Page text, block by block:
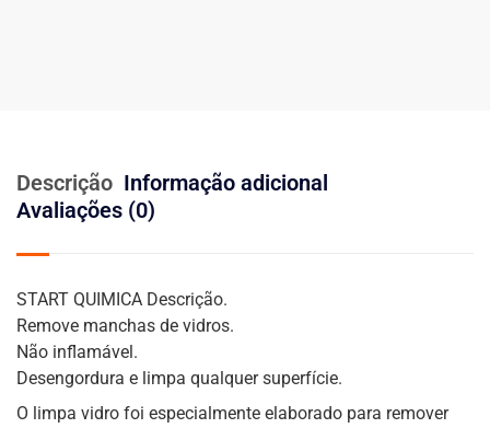
Descrição Informação adicional
Avaliações (0)
START QUIMICA Descrição.
Remove manchas de vidros.
Não inflamável.
Desengordura e limpa qualquer superfície.
O limpa vidro foi especialmente elaborado para remover